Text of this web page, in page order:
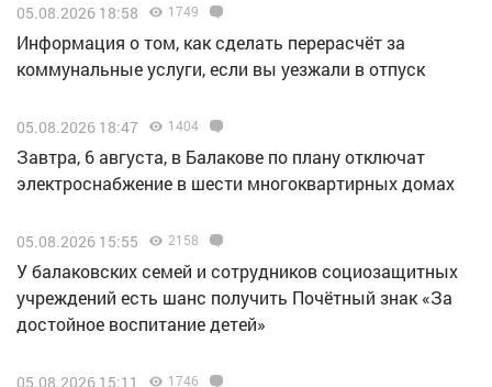
05.08.2026 18:58 1749
Информация о том, как сделать перерасчёт за
коммунальные услуги, если вы уезжали в отпуск
05.08.2026 18:47 1404
Завтра, 6 августа, в Балакове по плану отключат
электроснабжение в шести многоквартирных домах
05.08.2026 15:55 2158
У балаковских семей и сотрудников социозащитных
учреждений есть шанс получить Почётный знак «За
достойное воспитание детей»
05.08.2026 15:11 1746